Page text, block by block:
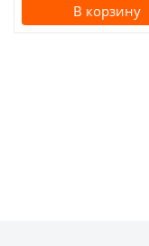
В корзину